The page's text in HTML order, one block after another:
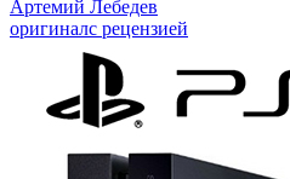
Артемий Лебедев
оригиналс рецензией